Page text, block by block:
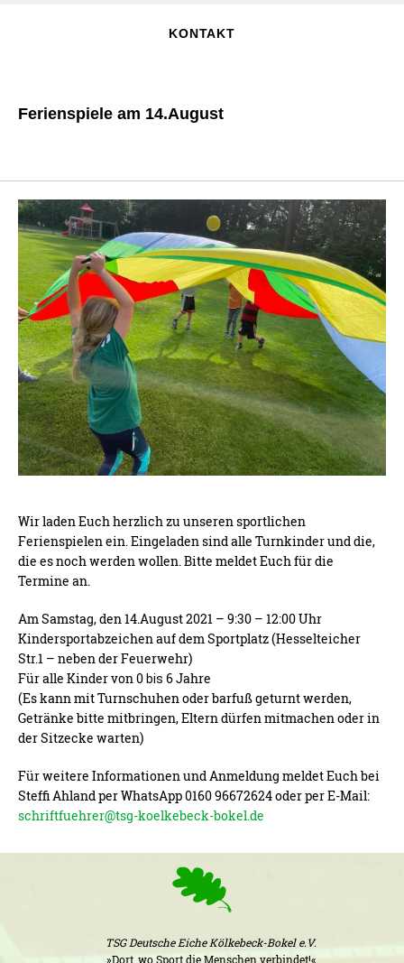
KONTAKT
Ferienspiele am 14.August
Wir laden Euch herzlich zu unseren sportlichen
Ferienspielen ein. Eingeladen sind alle Turnkinder und die,
die es noch werden wollen. Bitte meldet Euch für die
Termine an.
Am Samstag, den 14.August 2021 – 9:30 – 12:00 Uhr
Kindersportabzeichen auf dem Sportplatz (Hesselteicher
Str.1 – neben der Feuerwehr)
Für alle Kinder von 0 bis 6 Jahre
(Es kann mit Turnschuhen oder barfuß geturnt werden,
Getränke bitte mitbringen, Eltern dürfen mitmachen oder in
der Sitzecke warten)
Für weitere Informationen und Anmeldung meldet Euch bei
Steffi Ahland per WhatsApp 0160 96672624 oder per E-Mail:
schriftfuehrer@tsg-koelkebeck-bokel.de
TSG Deutsche Eiche Kölkebeck-Bokel e.V.
»Dort, wo Sport die Menschen verbindet!«